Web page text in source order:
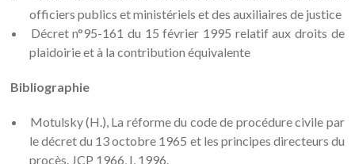
officiers publics et ministériels et des auxiliaires de justice
Décret n°95-161 du 15 février 1995 relatif aux droits de
plaidoirie et à la contribution équivalente
Bibliographie
Motulsky (H.), La réforme du code de procédure civile par
le décret du 13 octobre 1965 et les principes directeurs du
procès. JCP 1966, I, 1996.